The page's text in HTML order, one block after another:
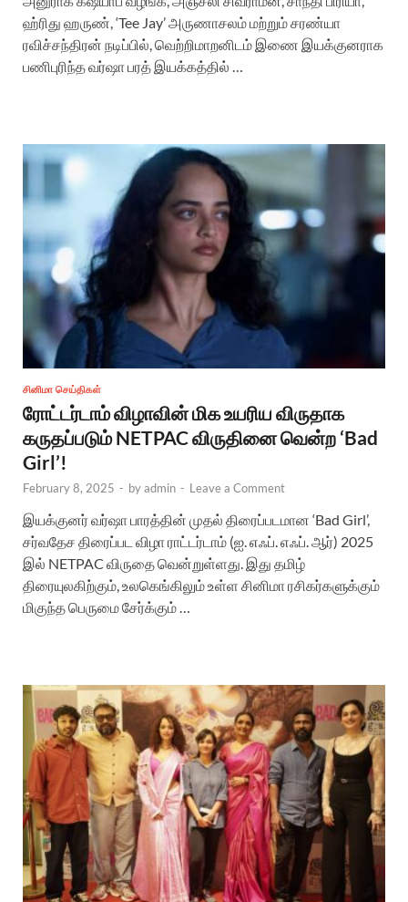
ஹ்ரிது ஹருண், ‘Tee Jay’ அருணாசலம் மற்றும் சரண்யா
ரவிச்சந்திரன் நடிப்பில், வெற்றிமாறனிடம் இணை இயக்குனராக
பணிபுரிந்த வர்ஷா பரத் இயக்கத்தில் …
சினிமா செய்திகள்
ரோட்டர்டாம் விழாவின் மிக உயரிய விருதாக
கருதப்படும் NETPAC விருதினை வென்ற ‘Bad
Girl’!
February 8, 2025 - byadmin - Leave a Comment
இயக்குனர் வர்ஷா பாரத்தின் முதல் திரைப்படமான ‘Bad Girl’,
சர்வதேச திரைப்பட விழா ராட்டர்டாம் (ஐ. எஃப். எஃப். ஆர்) 2025
இல் NETPAC விருதை வென்றுள்ளது. இது தமிழ்
திரையுலகிற்கும், உலகெங்கிலும் உள்ள சினிமா ரசிகர்களுக்கும்
மிகுந்த பெருமை சேர்க்கும் …